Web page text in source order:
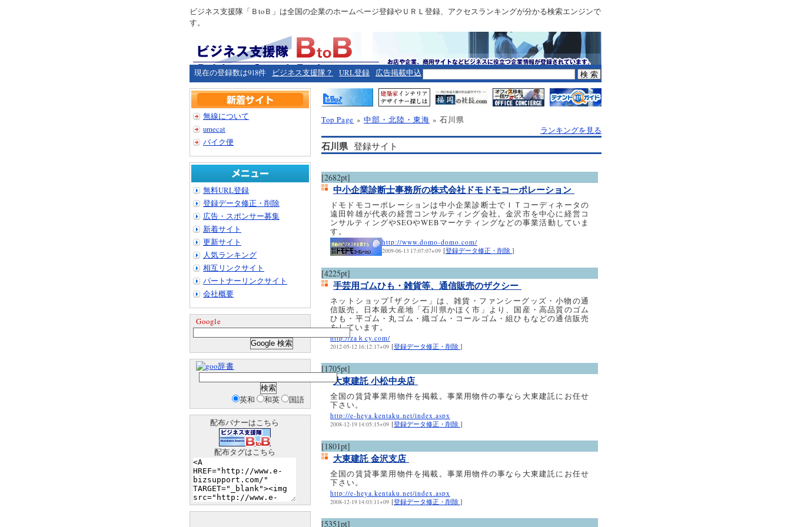
ビジネス支援隊「ＢtoＢ」は全国の企業のホームページ登録やＵＲＬ登録、アクセスランキングが分かる検索エンジンで
す。
現在の登録数は918件 ビジネス支援隊？ URL登録 広告掲載申込
Top Page » 中部・北陸・東海 » 石川県
ランキングを見る
石川県登録サイト
[2682pt]
中小企業診断士事務所の株式会社ドモドモコーポレーション
ドモドモコーポレーションは中小企業診断士でＩＴコーディネータの
遠田幹雄が代表の経営コンサルティング会社。金沢市を中心に経営コ
ンサルティングやSEOやWEBマーケティングなどの事業活動していま
す。
http://www.domo-domo.com/
2009-06-13 17:07:07+09 [登録データ修正・削除 ]
[4225pt]
手芸用ゴムひも・雑貨等、通信販売のザクシー
ネットショップ｢ザクシー」は、雑貨・ファンシーグッズ・小物の通
信販売。日本最大産地「石川県かほく市」より、国産・高品質のゴム
ひも・平ゴム・丸ゴム・織ゴム・コールゴム・組ひもなどの通信販売
をしています。
http://zaｋcy.com/
2012-05-12 16:12:17+09 [登録データ修正・削除 ]
[1705pt]
大東建託 小松中央店
全国の賃貸事業用物件を掲載。事業用物件の事なら大東建託にお任せ
下さい。
http://e-heya.kentaku.net/index.aspx
2008-12-19 14:05:15+09 [登録データ修正・削除 ]
[1801pt]
大東建託 金沢支店
全国の賃貸事業用物件を掲載。事業用物件の事なら大東建託にお任せ
下さい。
http://e-heya.kentaku.net/index.aspx
2008-12-19 14:03:11+09 [登録データ修正・削除 ]
[5351pt]
無線について
umecat
バイク便
無料URL登録
登録データ修正・削除
広告・スポンサー募集
新着サイト
更新サイト
人気ランキング
相互リンクサイト
パートナーリンクサイト
会社概要
Google
辞書
英和 和英 国語
配布バナーはこちら
配布タグはこちら